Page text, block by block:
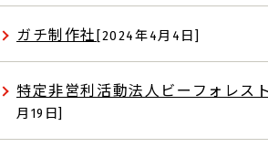
ガチ制作社 [2024年4月4日]
特定非営利活動法人ビーフォレス
月19日]